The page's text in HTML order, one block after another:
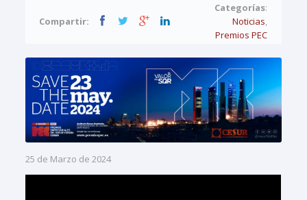
Compartir:
Categorías:
Noticias
Premios PEC
25 de Marzo de 2024